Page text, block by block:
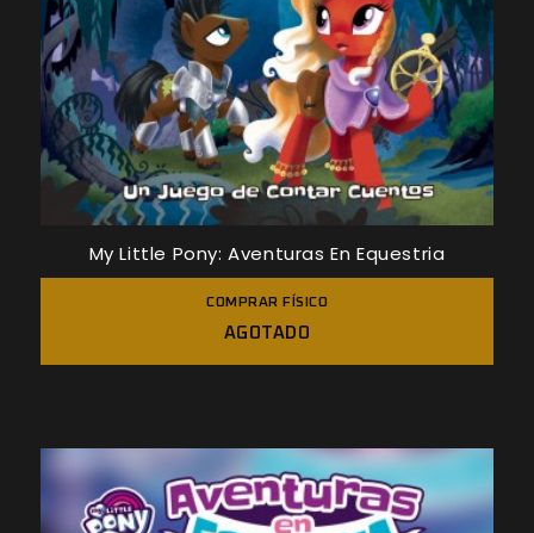
My Little Pony: Aventuras En Equestria
COMPRAR FÍSICO
AGOTADO